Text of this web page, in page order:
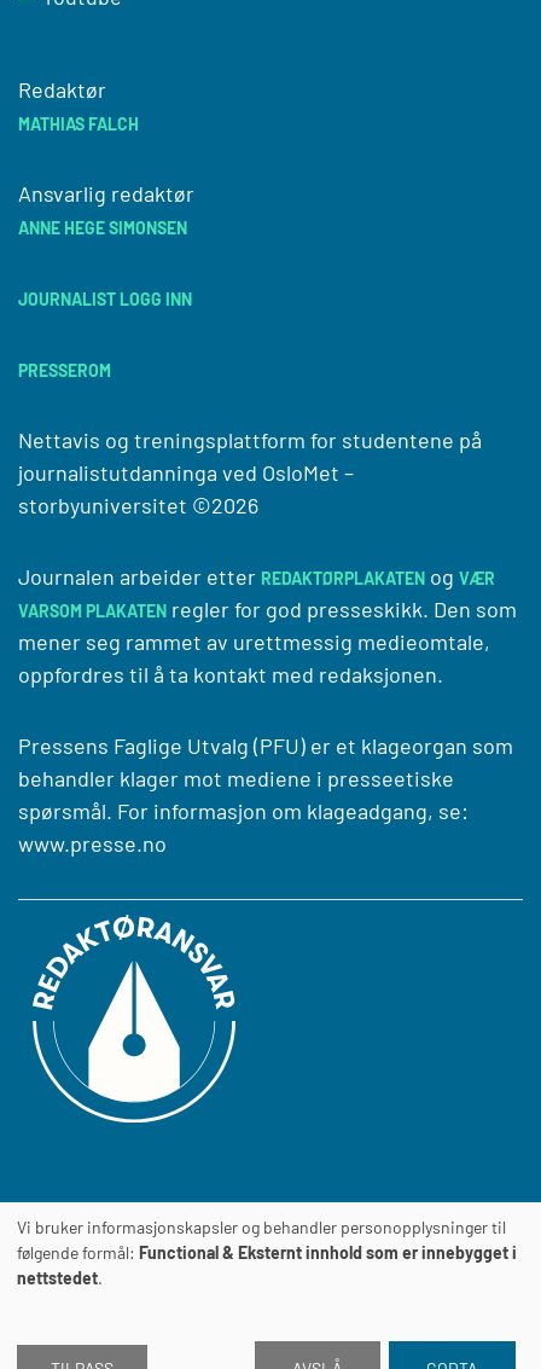
Redaktør
MATHIAS FALCH
Ansvarlig redaktør
ANNE HEGE SIMONSEN
JOURNALIST LOGG INN
PRESSEROM
Nettavis og treningsplattform for studentene på
journalistutdanninga ved OsloMet –
storbyuniversitet ©2026
Journalen arbeider etter REDAKTØRPLAKATEN og VÆR
VARSOM PLAKATEN regler for god presseskikk. Den som
mener seg rammet av urettmessig medieomtale,
oppfordres til å ta kontakt med redaksjonen.
Pressens Faglige Utvalg (PFU) er et klageorgan som
behandler klager mot mediene i presseetiske
spørsmål. For informasjon om klageadgang, se:
www.presse.no
JournalensTILGJENGELIGHETSERKLÆRING
Vi bruker informasjonskapsler og behandler personopplysninger til
følgende formål: Functional & Eksternt innhold som er innebygget i
nettstedet.